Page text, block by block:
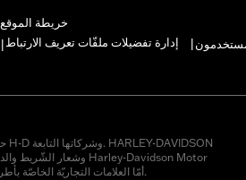
خريطة الموقع
إدارة تفضيلات ملفّات تعريف الارتباط
Company, Inc. أمّا العلامات التجاريّة الخاصّة بأطراف ثالثة فتعود ملكيتها لهم.